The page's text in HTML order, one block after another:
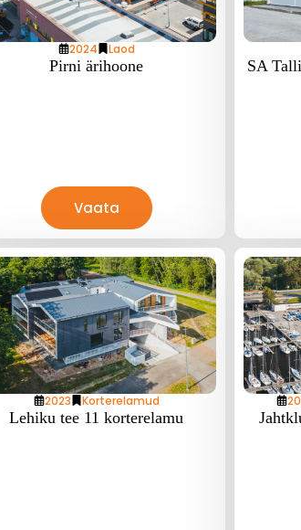
2024 Laod
Pirni ärihoone
Vaata
SA
2023 Korterelamud
Lehiku tee 11 korterelamu